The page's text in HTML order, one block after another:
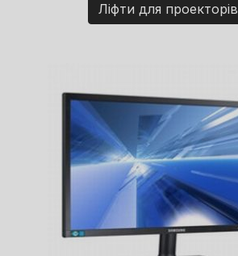
Ліфти для проекторів